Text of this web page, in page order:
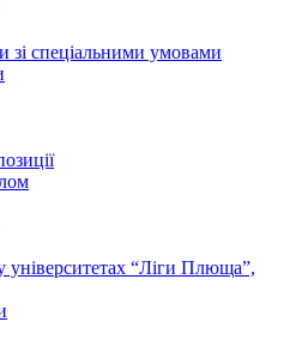
зі спеціальними умовами
університетах “Ліги Плюща”,